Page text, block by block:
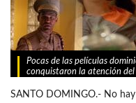
Pocas de las películas
conquistaron la atención
SANTO DOMINGO.- No hay